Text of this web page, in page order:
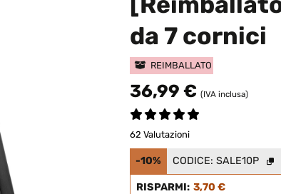
da 7 cornici
REIMBALLATO
36,99 € (IVA inclusa)
62 Valutazioni
-10% CODICE: SALE10P
RISPARMI: 3,70 €